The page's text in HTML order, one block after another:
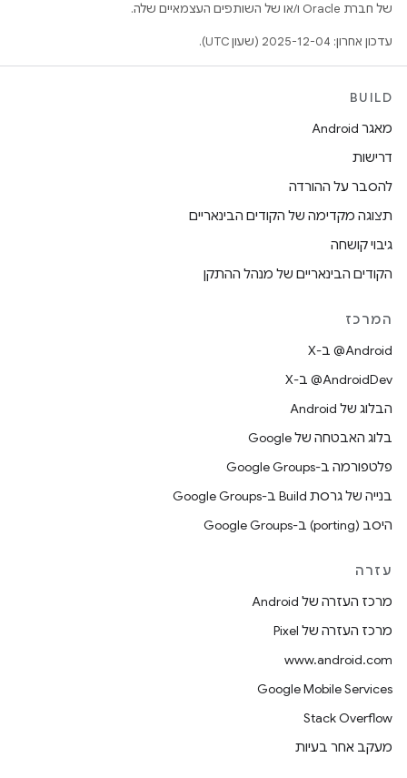
של חברת Oracle ו/או של השותפים העצמאיים שלה.
עדכון אחרון: 2025-12-04 (שעון UTC).
BUILD
מאגר Android
דרישות
להסבר על ההורדה
תצוגה מקדימה של הקודים הבינאריים
גיבוי קושחה
הקודים הבינאריים של מנהל ההתקן
המרכז
‫‎@Android ב-X
‫‎@AndroidDev ב-X
הבלוג של Android
בלוג האבטחה של Google
פלטפורמה ב-Google Groups
בנייה של גרסת Build ב-Google Groups
היסב (porting) ב-Google Groups
עזרה
מרכז העזרה של Android
מרכז העזרה של Pixel
www.android.com
Google Mobile Services
Stack Overflow
מעקב אחר בעיות